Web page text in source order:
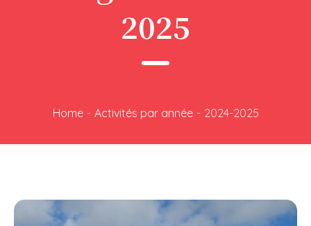
2025
Home - Activités par année - 2024-2025